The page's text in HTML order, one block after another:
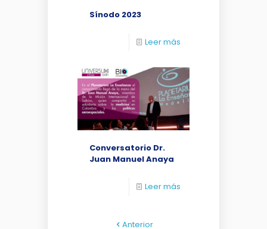
Sínodo 2023
Leer más
Conversatorio Dr.
Juan Manuel Anaya
Leer más
Anterior